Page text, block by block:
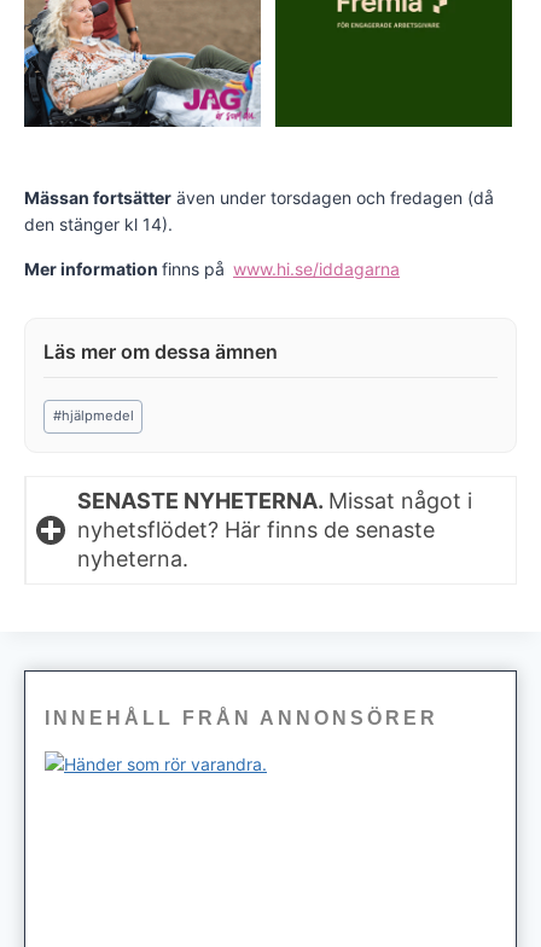
Mässan fortsätter även under torsdagen och fredagen (då
den stänger kl 14).
Mer information finns på www.hi.se/iddagarna
Post
Tags:
#hjälpmedel
SENASTE NYHETERNA. Missat något i
nyhetsflödet? Här finns de senaste
nyheterna.
INNEHÅLL FRÅN ANNONSÖRER